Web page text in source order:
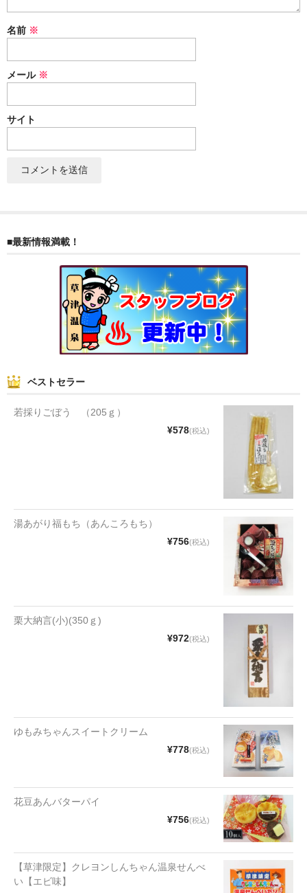
雑貨
スイーツ
クッキー
和菓子
羊かん
その他
椎茸
その他
その他
名前 ※
メール ※
サイト
■最新情報満載！
ベストセラー
若採りごぼう （205ｇ）
¥578(税込)
湯あがり福もち（あんころもち）
¥756(税込)
栗大納言(小)(350ｇ)
¥972(税込)
ゆもみちゃんスイートクリーム
¥778(税込)
花豆あんバターパイ
¥756(税込)
【草津限定】クレヨンしんちゃん温泉せんべ
い【エビ味】